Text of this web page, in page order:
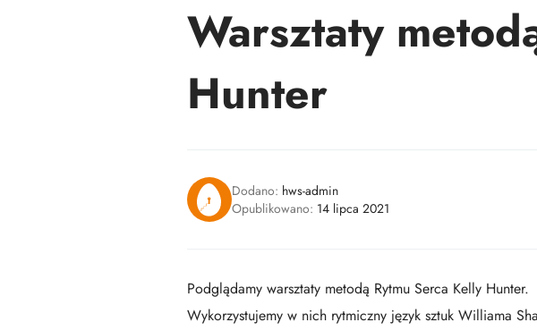
Warsztaty
Hunter
Dodano: hws-admin
Opublikowano: 14 lipca 2021
Podglądamy warsztaty metodą Rytmu Serca Kelly Hunter.
Wykorzystujemy w nich rytmiczny język sztuk Williama